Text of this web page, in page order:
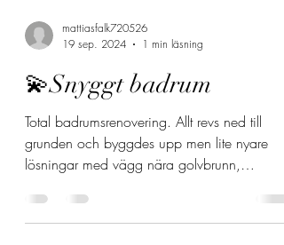
mattiasfalk720526
19 sep. 2024
1 min läsning
💫Snyggt badrum
Total badrumsrenovering. Allt revs ned till
grunden och byggdes upp men lite nyare
lösningar med vägg nära golvbrunn,